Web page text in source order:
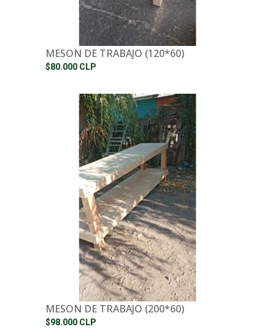
MESON DE TRABAJO (120*60)
$80.000 CLP
MESON DE TRABAJO (200*60)
$98.000 CLP